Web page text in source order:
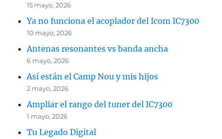
15 mayo, 2026
Ya no funciona el acoplador del Icom IC7300
10 mayo, 2026
Antenas resonantes vs banda ancha
6 mayo, 2026
Así están el Camp Nou y mis hijos
2 mayo, 2026
Ampliar el rango del tuner del IC7300
1 mayo, 2026
Tu Legado Digital